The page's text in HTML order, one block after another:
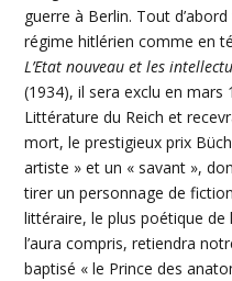
guerre à Berlin. Tout
régime hitlérien comme en
L’Etat nouveau et les
(1934), il sera exclu en mars
Littérature du Reich et
mort, le prestigieux prix
artiste » et un « savant »,
tirer un personnage de
littéraire, le plus poétique de
l’aura compris, retiendra
baptisé « le Prince des